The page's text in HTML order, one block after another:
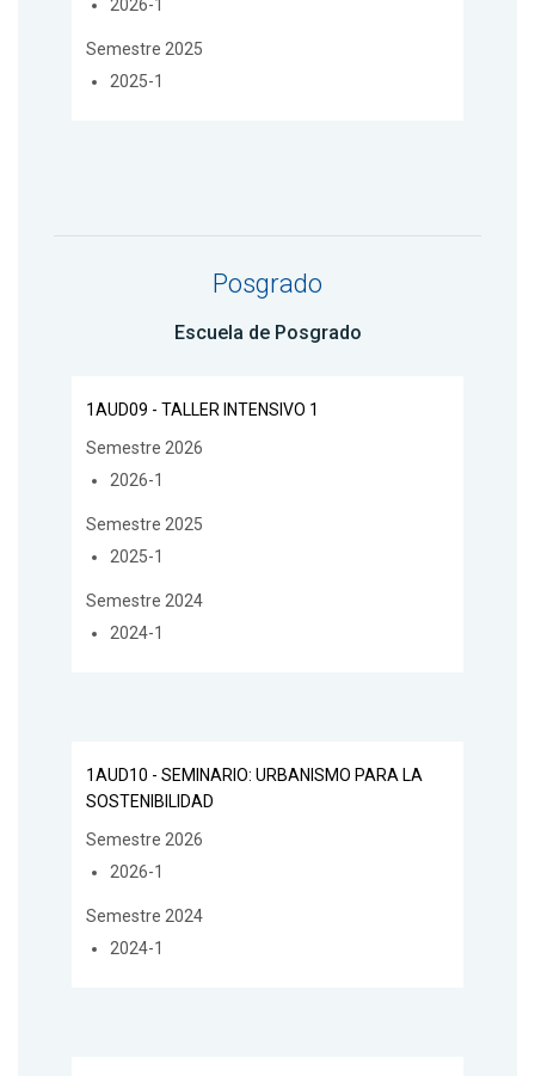
2026-1
Semestre 2025
2025-1
Posgrado
Escuela de Posgrado
1AUD09 - TALLER INTENSIVO 1
Semestre 2026
2026-1
Semestre 2025
2025-1
Semestre 2024
2024-1
1AUD10 - SEMINARIO: URBANISMO PARA LA
SOSTENIBILIDAD
Semestre 2026
2026-1
Semestre 2024
2024-1